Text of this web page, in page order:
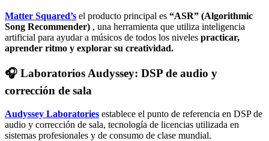
Matter Squared’s el producto principal es “ASR” (Algorithmic
Song Recommender) , una herramienta que utiliza inteligencia
artificial para ayudar a músicos de todos los niveles practicar,
aprender ritmo y explorar su creatividad.
🎧 Laboratorios Audyssey: DSP de audio y
corrección de sala
Audyssey Laboratories establece el punto de referencia en DSP de
audio y corrección de sala, tecnología de licencias utilizada en
sistemas profesionales y de consumo de clase mundial.